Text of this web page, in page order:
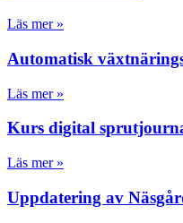
Läs mer »
Automatisk
Läs mer »
Kurs digital
Läs mer »
Uppdatering av